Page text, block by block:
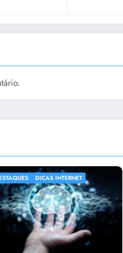
BUSINESS DINHEIRO
EMPREENDER
MERCADO FINANCEIRO
Dicas de planejamento